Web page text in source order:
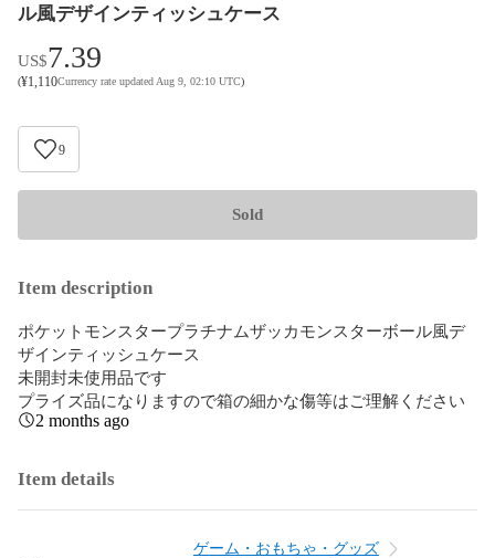
ル風デザインティッシュケース
US$7.39
(¥1,110Currency rate updated Aug 9, 02:10 UTC)
9
Sold
Item description
ポケットモンスタープラチナムザッカモンスターボール風デ
ザインティッシュケース
未開封未使用品です
プライズ品になりますので箱の細かな傷等はご理解ください
2 months ago
Item details
ゲーム・おもちゃ・グッズ